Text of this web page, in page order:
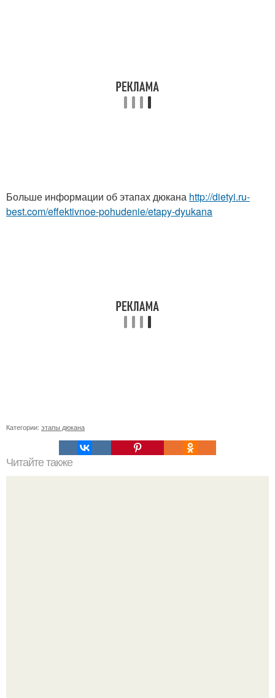
Больше информации об этапах дюкана http://dietyi.ru-
best.com/effektivnoe-pohudenie/etapy-dyukana
Категории: этапы дюкана
Читайте также